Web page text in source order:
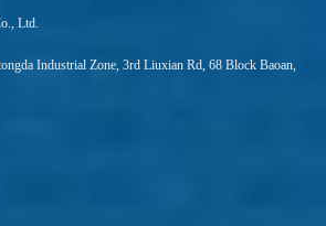
Ltd.
Industrial Zone, 3rd Liuxian Rd, 68 Block Baoan,